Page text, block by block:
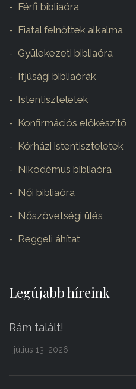
Férfi bibliaóra
Fiatal felnőttek alkalma
Gyülekezeti bibliaóra
Ifjúsági bibliaórák
Istentiszteletek
Konfirmációs előkészítő
Kórházi istentiszteletek
Nikodémus bibliaóra
Női bibliaóra
Nőszövetségi ülés
Reggeli áhítat
Legújabb híreink
Rám talált!
július 13, 2026